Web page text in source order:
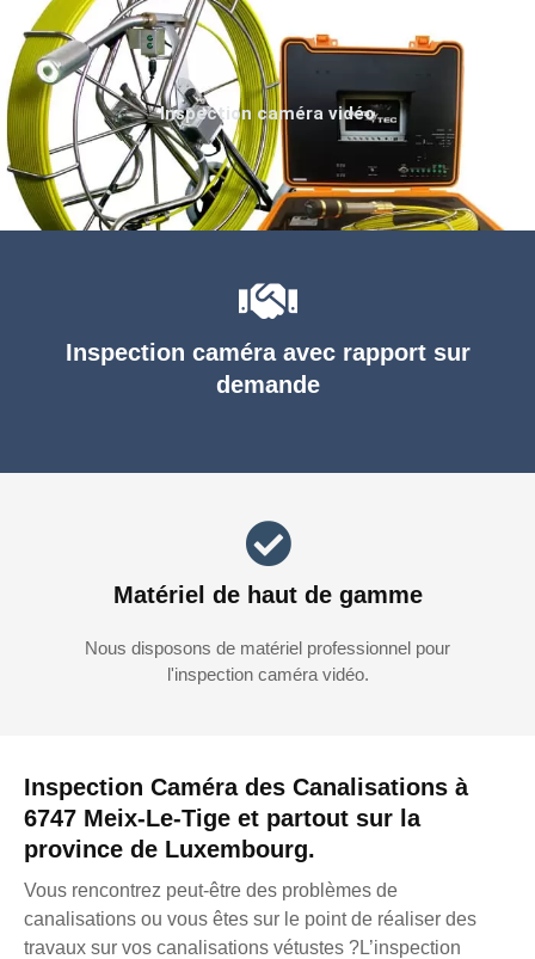
Inspection Caméra des Canalisations à
6747 Meix-Le-Tige et partout sur la
province de Luxembourg.
Vous rencontrez peut-être des problèmes de
canalisations ou vous êtes sur le point de réaliser des
travaux sur vos canalisations vétustes ?L’inspection
Inspection caméra avec rapport sur
demande
Matériel de haut de gamme
Nous disposons de matériel professionnel pour
l'inspection caméra vidéo.
Inspection caméra vidéo